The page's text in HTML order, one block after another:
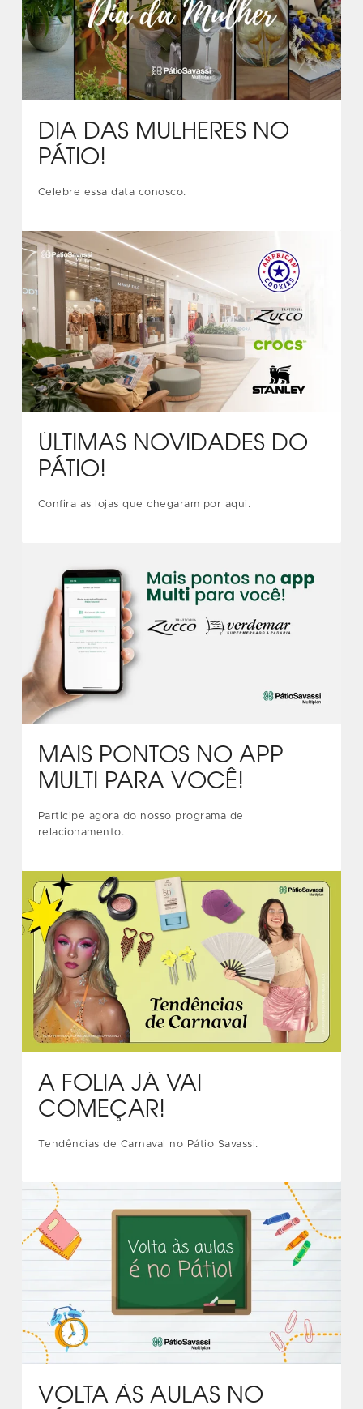
DIA DAS MULHERES NO
PÁTIO!
Celebre essa data conosco.
ÚLTIMAS NOVIDADES DO
PÁTIO!
Confira as lojas que chegaram por aqui.
MAIS PONTOS NO APP
MULTI PARA VOCÊ!
Participe agora do nosso programa de
relacionamento.
A FOLIA JÁ VAI
COMEÇAR!
Tendências de Carnaval no Pátio Savassi.
VOLTA ÀS AULAS NO